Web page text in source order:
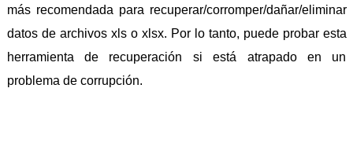
más recomendada para recuperar/corromper/dañar/eliminar
datos de archivos xls o xlsx. Por lo tanto, puede probar esta
herramienta de recuperación si está atrapado en un
problema de corrupción.